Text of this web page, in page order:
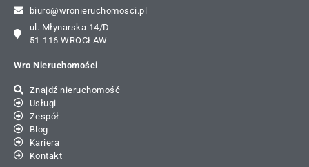
biuro@wronieruchomosci.pl
ul. Młynarska 14/D
51-116 WROCŁAW
Wro Nieruchomości
Znajdź nieruchomość
Usługi
Zespół
Blog
Kariera
Kontakt